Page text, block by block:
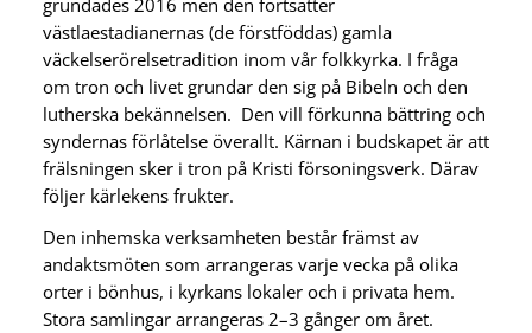
västlaestadianernas (de förstföddas) gamla
väckelserörelsetradition inom vår folkkyrka. I fråga
om tron och livet grundar den sig på Bibeln och den
lutherska bekännelsen. Den vill förkunna bättring och
syndernas förlåtelse överallt. Kärnan i budskapet är att
frälsningen sker i tron på Kristi försoningsverk. Därav
följer kärlekens frukter.
Den inhemska verksamheten består främst av
andaktsmöten som arrangeras varje vecka på olika
orter i bönhus, i kyrkans lokaler och i privata hem.
Stora samlingar arrangeras 2–3 gånger om året.